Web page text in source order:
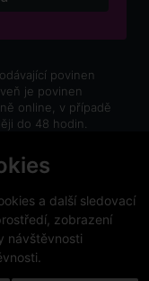
a další sledovací
zobrazení
návštěvnosti
povinen
je povinen
online, v případě
do 48 hodin.
let.